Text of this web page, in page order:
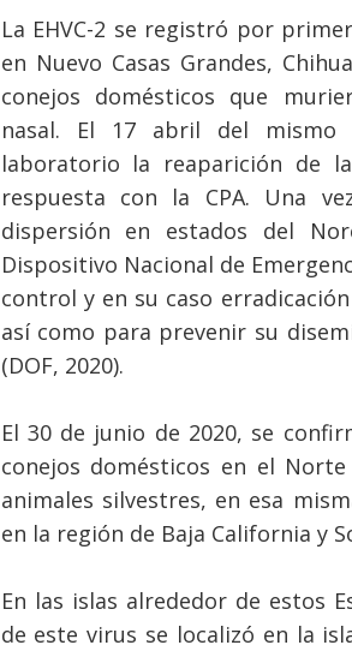
La EHVC-2 se registró por
en Nuevo Casas Grandes,
conejos domésticos que
nasal. El 17 abril del
laboratorio la reaparición de
respuesta con la CPA. Una
dispersión en estados del
Dispositivo Nacional de
control y en su caso
así como para prevenir su
(DOF, 2020).
El 30 de junio de 2020, se
conejos domésticos en el
animales silvestres, en esa
en la región de Baja California y
En las islas alrededor de estos
de este virus se localizó en la